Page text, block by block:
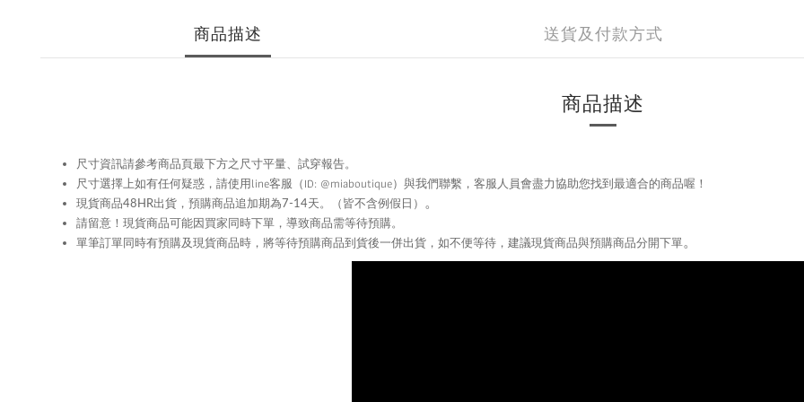
商品描述 送貨及付款方式
商品描述
尺寸資訊請參考商品頁最下方之尺寸平量、試穿報告。
尺寸選擇上如有任何疑惑，請使用line客服（ID: @miaboutique）與我們聯繫， 客服人員會盡力協助您找到最適合的商品喔！
現貨商品48HR出貨，預購商品追加期為7-14天。（皆不含例假日） 。
請留意！現貨商品可能因買家同時下單，導致商品需等待預購。
單筆訂單同時有預購及現貨商品時，將等待預購商品到貨後一併出貨，如不便等待，建議現貨商品與預購商品分開下單。